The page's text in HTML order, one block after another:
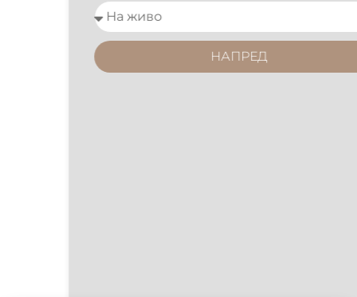
НАПРЕД